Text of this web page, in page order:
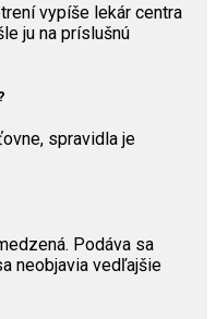
vypíše lekár centra
ju na príslušnú
spravidla je
Podáva sa
neobjavia vedľajšie